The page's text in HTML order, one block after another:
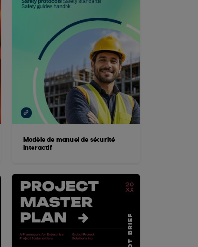
Modèle de manuel de sécurité
interactif